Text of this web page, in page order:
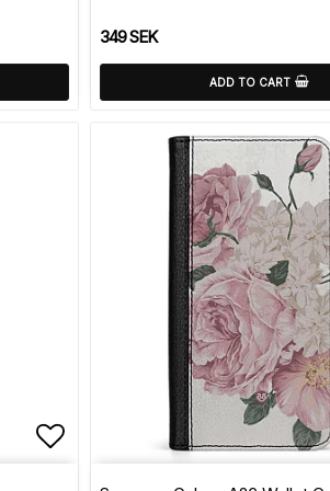
349 SEK
ADD TO CART
Add to list of favorites